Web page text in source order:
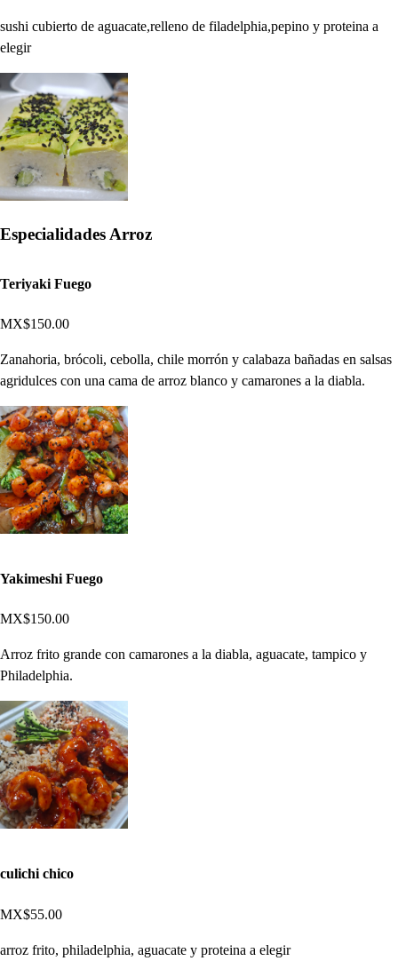
sushi cubierto de aguacate,relleno de filadelphia,pepino y proteina a
elegir
Especialidades Arroz
Teriyaki Fuego
MX$150.00
Zanahoria, brócoli, cebolla, chile morrón y calabaza bañadas en salsas
agridulces con una cama de arroz blanco y camarones a la diabla.
Yakimeshi Fuego
MX$150.00
Arroz frito grande con camarones a la diabla, aguacate, tampico y
Philadelphia.
culichi chico
MX$55.00
arroz frito, philadelphia, aguacate y proteina a elegir